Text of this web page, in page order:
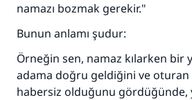
namazı bozmak gerekir."
Bunun anlamı şudur:
Örneğin sen, namaz kılarken bir
adama doğru geldiğini ve oturan
habersiz olduğunu gördüğünde,